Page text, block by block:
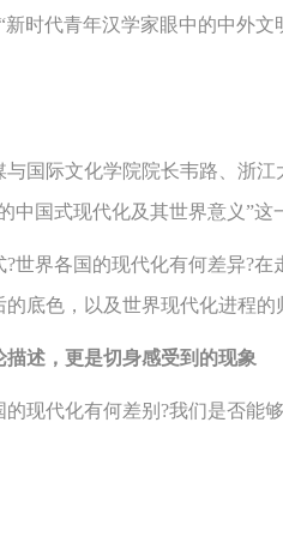
代青年汉学家眼中的中外文
际文化学院院长韦路、浙江
中国式现代化及其世界意义”这
界各国的现代化有何差异?在
底色，以及世界现代化进程的
述，更是切身感受到的现象
代化有何差别?我们是否能够